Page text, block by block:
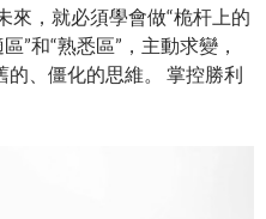
來，就必須學會做“桅杆上的
”和“熟悉區”，主動求變，
、僵化的思維。 掌控勝利